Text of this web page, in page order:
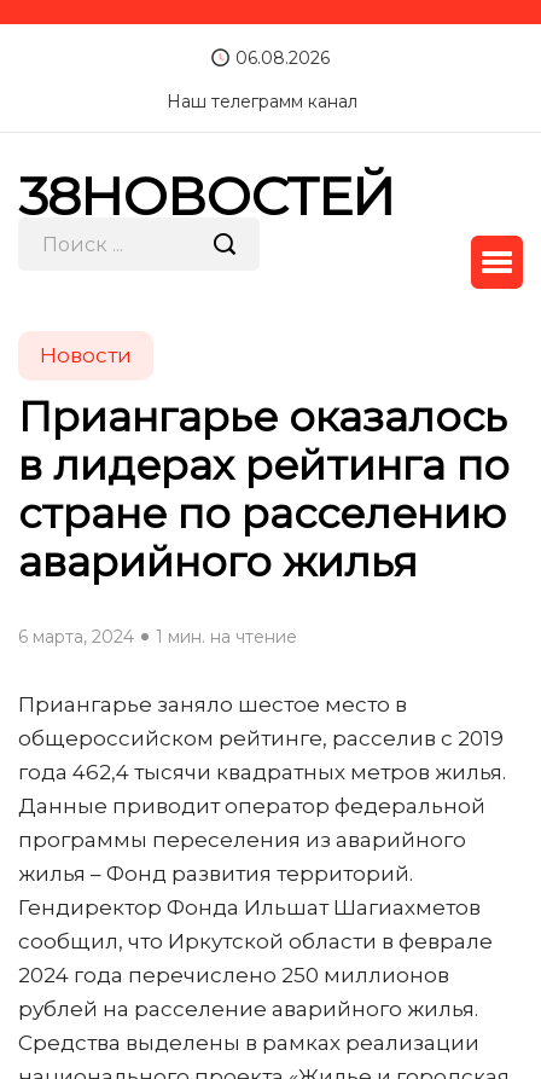
06.08.2026
Наш телеграмм канал
38НОВОСТЕЙ
Новости
Приангарье оказалось
в лидерах рейтинга по
стране по расселению
аварийного жилья
6 марта, 2024 1 мин. на чтение
Приангарье заняло шестое место в
общероссийском рейтинге, расселив с 2019
года 462,4 тысячи квадратных метров жилья.
Данные приводит оператор федеральной
программы переселения из аварийного
жилья – Фонд развития территорий.
Гендиректор Фонда Ильшат Шагиахметов
сообщил, что Иркутской области в феврале
2024 года перечислено 250 миллионов
рублей на расселение аварийного жилья.
Средства выделены в рамках реализации